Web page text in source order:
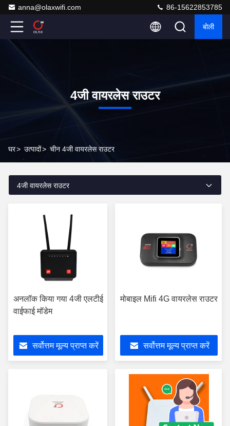
anna@olaxwifi.com 86-15622853785
बोली
4जी वायरलेस राउटर
घर> उत्पादों> चीन 4जी वायरलेस राउटर
4जी वायरलेस राउटर
अनलॉक किया गया 4जी एलटीई
वाईफाई मॉडेम
सर्वोत्तम मूल्य प्राप्त करें
मोबाइल Mifi 4G वायरलेस राउटर
सर्वोत्तम मूल्य प्राप्त करें